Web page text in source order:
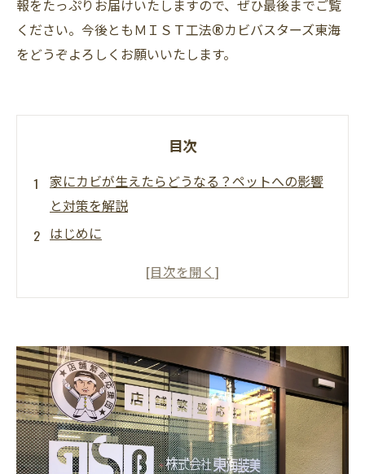
報をたっぷりお届けいたしますので、ぜひ最後までご覧
ください。今後ともＭＩＳＴ工法®カビバスターズ東海
をどうぞよろしくお願いいたします。
目次
家にカビが生えたらどうなる？ペットへの影響
と対策を解説
はじめに
ペットにとってのカビのリスク
家のカビを増やさないための対策
ＭＩＳＴ工法®で行う安心・安全なカビ除去
まとめ：ペットと家族を守るために
よくある質問Q＆A
お問い合わせ先・ご相談窓口